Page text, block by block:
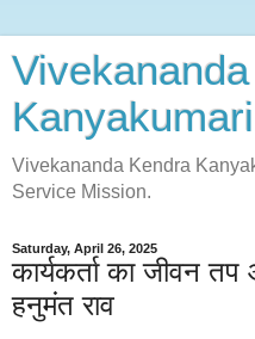
Kanyakumari
Vivekananda Kendra
Service Mission.
Saturday, April 26, 2025
कार्यकर्ता का जीवन तप
हनुमंत राव